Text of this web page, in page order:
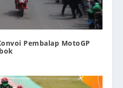
Pembalap MotoGP